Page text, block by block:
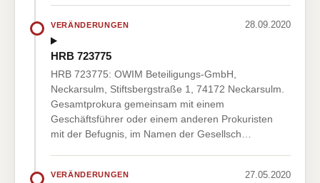
VERÄNDERUNGEN 28.09.2020
HRB 723775
HRB 723775: OWIM Beteiligungs-GmbH,
Neckarsulm, Stiftsbergstraße 1, 74172 Neckarsulm.
Gesamtprokura gemeinsam mit einem
Geschäftsführer oder einem anderen Prokuristen
mit der Befugnis, im Namen der Gesellsch…
VERÄNDERUNGEN 27.05.2020